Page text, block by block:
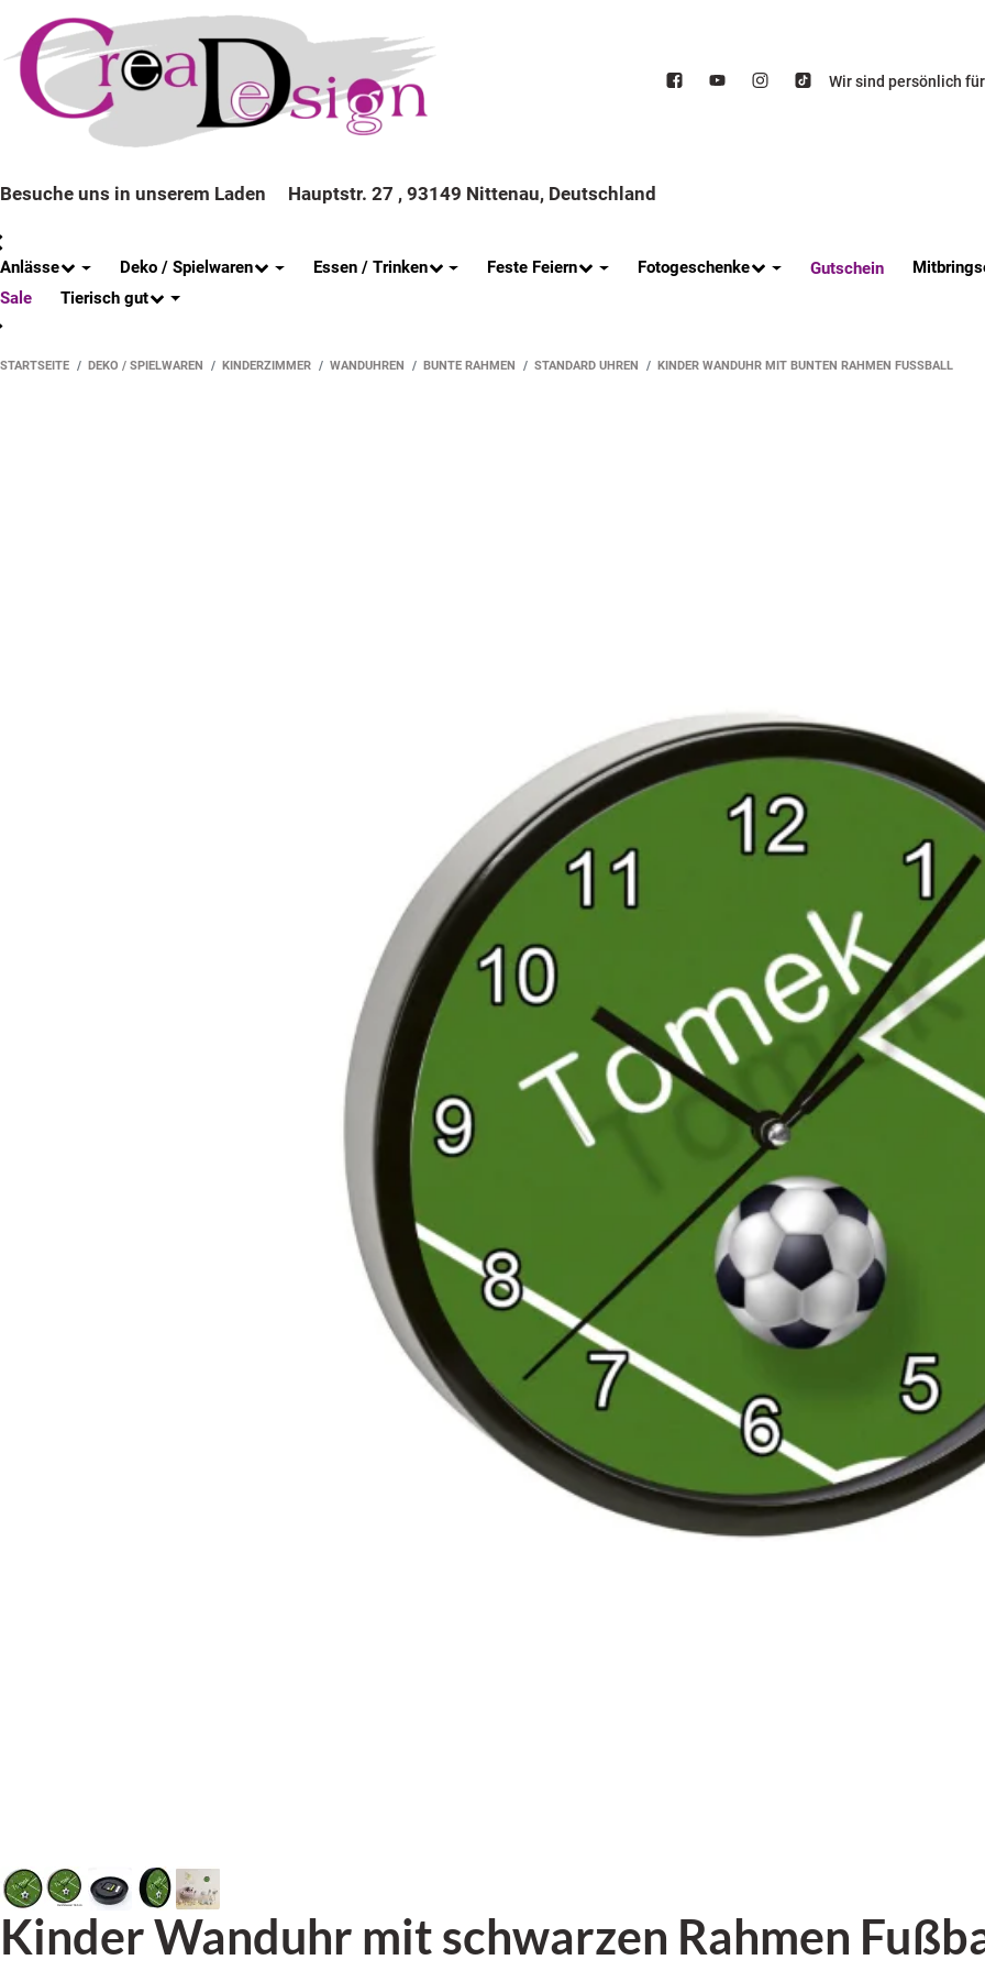
Wir sind persönlich
Besuche uns in unserem Laden Hauptstr. 27 , 93149 Nittenau, Deutschland
Anlässe Deko / Spielwaren Essen / Trinken Feste Feiern Fotogeschenke Gutschein
Sale
Tierisch gut
STARTSEITE DEKO / SPIELWAREN KINDERZIMMER WANDUHREN BUNTE RAHMEN STANDARD UHREN KINDER WANDUHR MIT BUNTEN RAHMEN FUSSBALL
Kinder Wanduhr mit schwarzen Rahmen